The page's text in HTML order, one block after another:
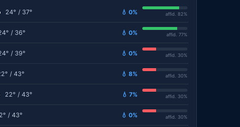
24° / 37° 💧 0% affid. 82%
/ 36° 💧 0% affid. 77%
/ 39° 💧 0% affid. 30%
/ 43° 💧 8% affid. 30%
22° / 43° 💧 7% affid. 30%
/ 43° 💧 0% affid. 30%